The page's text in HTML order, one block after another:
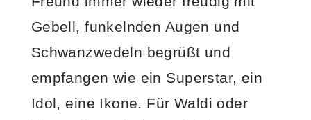
Gebell, funkelnden Augen und
Schwanzwedeln begrüßt und
empfangen wie ein Superstar, ein
Idol, eine Ikone. Für Waldi oder